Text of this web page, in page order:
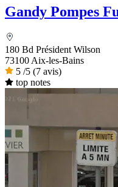
Gandy Pompes
180 Bd Président Wilson
73100 Aix-les-Bains
5 /5 (7 avis)
top notes